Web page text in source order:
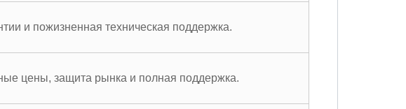
и пожизненная техническая поддержка.
цены, защита рынка и полная поддержка.